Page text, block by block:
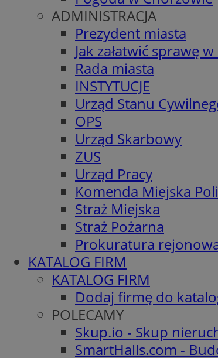
ADMINISTRACJA
Prezydent miasta
Jak załatwić sprawę
Rada miasta
INSTYTUCJE
Urząd Stanu
OPS
Urząd Skarbowy
ZUS
Urząd Pracy
Komenda Miejska
Straż Miejska
Straż Pożarna
Prokuratura
KATALOG FIRM
KATALOG FIRM
Dodaj firmę do
POLECAMY
Skup.io - Skup
SmartHalls.com -